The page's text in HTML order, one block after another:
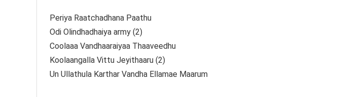
Periya Raatchadhana Paathu
Odi Olindhadhaiya army (2)
Coolaaa Vandhaaraiyaa Thaaveedhu
Koolaangalla Vittu Jeyithaaru (2)
Un Ullathula Karthar Vandha Ellamae Maarum